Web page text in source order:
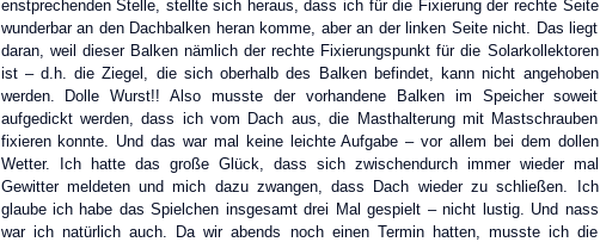
enstprechenden Stelle, stellte sich heraus, dass ich für die Fixierung der rechte Seite
wunderbar an den Dachbalken heran komme, aber an der linken Seite nicht. Das liegt
daran, weil dieser Balken nämlich der rechte Fixierungspunkt für die Solarkollektoren
ist – d.h. die Ziegel, die sich oberhalb des Balken befindet, kann nicht angehoben
werden. Dolle Wurst!! Also musste der vorhandene Balken im Speicher soweit
aufgedickt werden, dass ich vom Dach aus, die Masthalterung mit Mastschrauben
fixieren konnte. Und das war mal keine leichte Aufgabe – vor allem bei dem dollen
Wetter. Ich hatte das große Glück, dass sich zwischendurch immer wieder mal
Gewitter meldeten und mich dazu zwangen, dass Dach wieder zu schließen. Ich
glaube ich habe das Spielchen insgesamt drei Mal gespielt – nicht lustig. Und nass
war ich natürlich auch. Da wir abends noch einen Termin hatten, musste ich die